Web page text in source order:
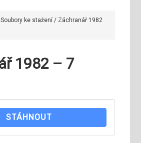
Soubory ke stažení/ Záchranář 1982
1982 – 7
STÁHNOUT